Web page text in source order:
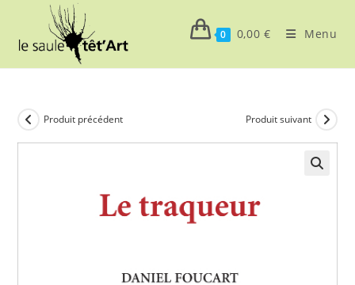
content
0 0,00 € Menu
Produit précédent Produit suivant